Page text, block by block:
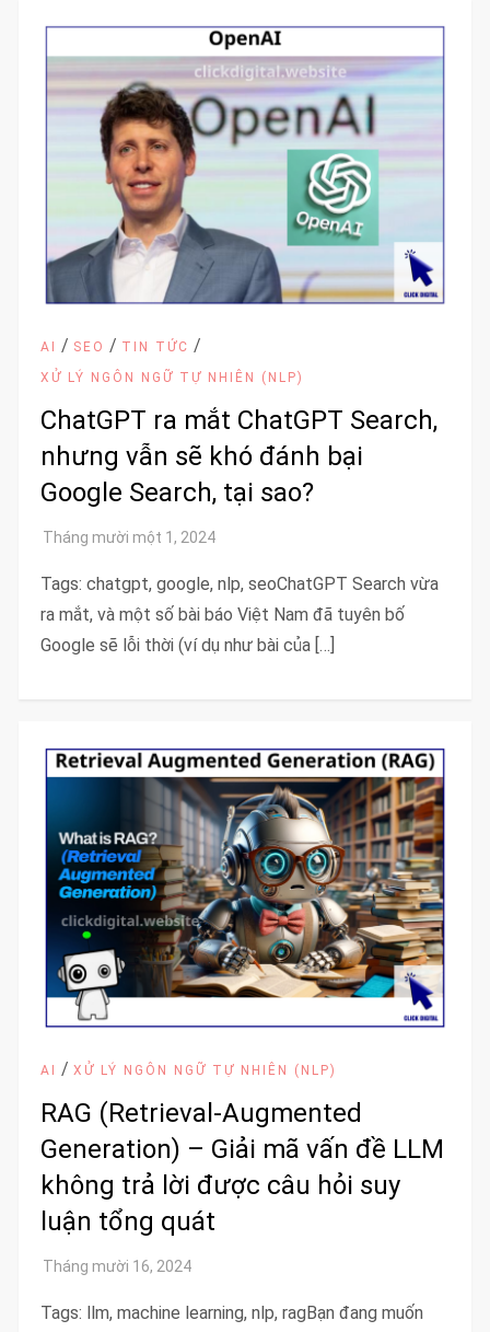
AI / SEO / TIN TỨC /
XỬ LÝ NGÔN NGỮ TỰ NHIÊN (NLP)
ChatGPT ra mắt ChatGPT Search,
nhưng vẫn sẽ khó đánh bại
Google Search, tại sao?
Tags: chatgpt, google, nlp, seoChatGPT Search vừa
ra mắt, và một số bài báo Việt Nam đã tuyên bố
Google sẽ lỗi thời (ví dụ như bài của […]
AI /XỬ LÝ NGÔN NGỮ TỰ NHIÊN (NLP)
RAG (Retrieval-Augmented
Generation) – Giải mã vấn đề LLM
không trả lời được câu hỏi suy
luận tổng quát
Tags: llm, machine learning, nlp, ragBạn đang muốn